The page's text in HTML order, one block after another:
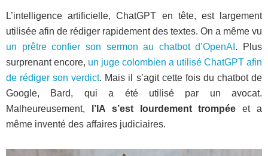
L’intelligence artificielle, ChatGPT en tête, est largement
utilisée afin de rédiger rapidement des textes. On a même vu
un prêtre confier son sermon au chatbot d’OpenAI . Plus
surprenant encore, un juge colombien a utilisé ChatGPT afin
de rédiger son verdict. Mais il s’agit cette fois du chatbot de
Google, Bard, qui a été utilisé par un avocat.
Malheureusement, l’IA s’est lourdement trompée et a
même inventé des affaires judiciaires.